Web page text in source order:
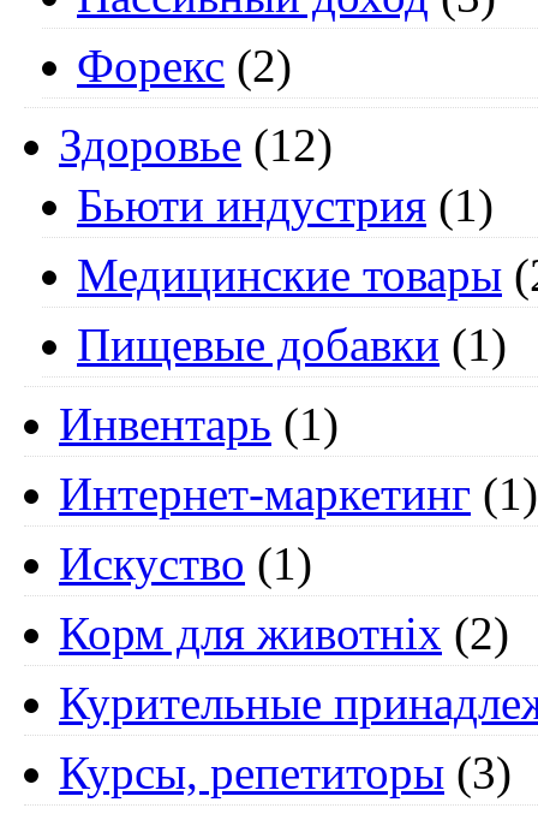
Форекс (2)
Здоровье (12)
Бьюти индустрия (1)
Медицинские товары
Пищевые добавки (1)
Инвентарь (1)
Интернет-маркетинг (1)
Искуство (1)
Корм для животніх (2)
Курительные
Курсы, репетиторы (3)